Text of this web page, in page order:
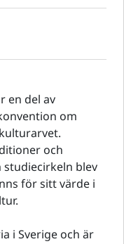
en del av
om
och
blev
för sitt värde i
i Sverige och är